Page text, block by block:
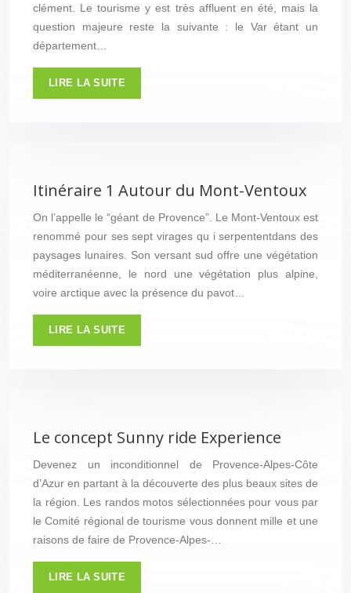
clément. Le tourisme y est très affluent en été, mais la
question majeure reste la suivante : le Var étant un
département…
LIRE LA SUITE
Itinéraire 1 Autour du Mont-Ventoux
On l’appelle le “géant de Provence”. Le Mont-Ventoux est
renommé pour ses sept virages qu i serpententdans des
paysages lunaires. Son versant sud offre une végétation
méditerranéenne, le nord une végétation plus alpine,
voire arctique avec la présence du pavot…
LIRE LA SUITE
Le concept Sunny ride Experience
Devenez un inconditionnel de Provence-Alpes-Côte
d’Azur en partant à la découverte des plus beaux sites de
la région. Les randos motos sélectionnées pour vous par
le Comité régional de tourisme vous donnent mille et une
raisons de faire de Provence-Alpes-…
LIRE LA SUITE